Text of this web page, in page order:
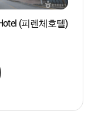
(피렌체호텔)